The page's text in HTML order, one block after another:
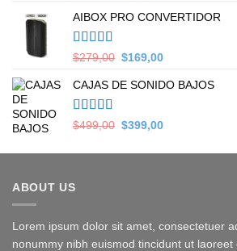
was:
is:
AIBOX PRO CONVERTIDOR
Valorado en
$279,00 Original
was:
$169,00Current
is:
CAJAS DE SONIDO BAJOS
Valorado en
$499,00 Original
was:
$399,00Current
is:
ABOUT US
Lorem ipsum dolor sit amet, consectetuer
nonummy nibh euismod tincidunt ut laoreet